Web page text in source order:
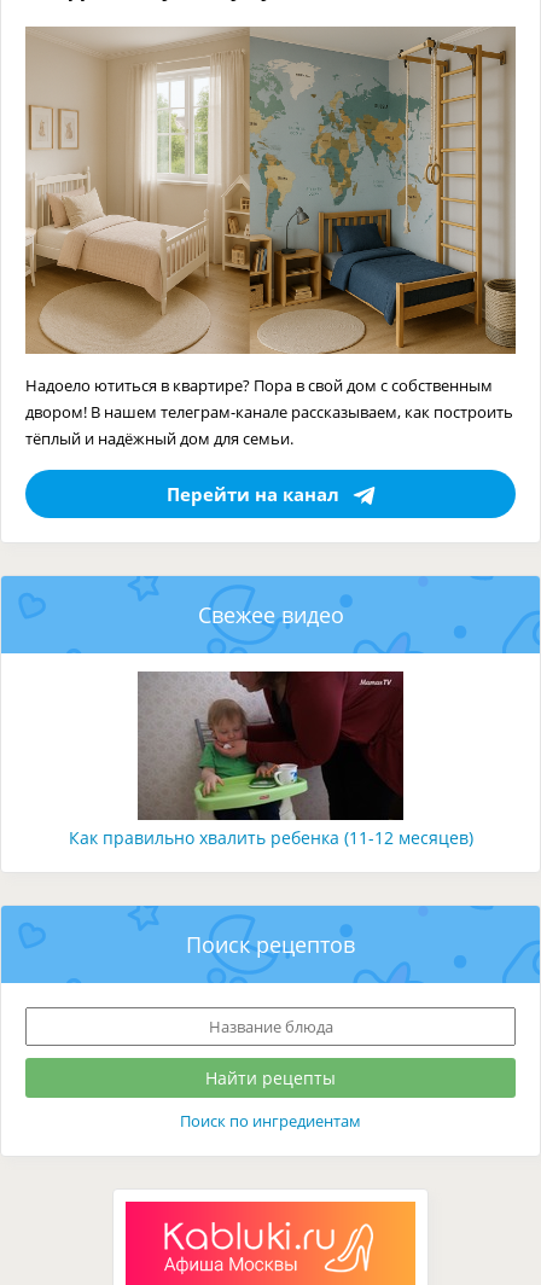
Надоело ютиться в квартире? Пора в свой дом с собственным
двором! В нашем телеграм-канале рассказываем, как построить
тёплый и надёжный дом для семьи.
Перейти на канал
Свежее видео
Как правильно хвалить ребенка (11-12 месяцев)
Поиск рецептов
Поиск по ингредиентам